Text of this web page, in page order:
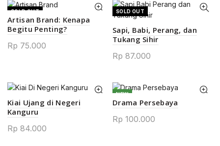
Rp 68.000.
Rp 54.400.
SOLD OUT
Artisan Brand: Kenapa
Begitu Penting?
Rp 75.000
SOLD OUT
Sapi, Babi, Perang, dan
Tukang Sihir
Rp 87.000
Kiai Ujang di Negeri
Kanguru
Rp 84.000
NEW
Drama Persebaya
Rp 100.000